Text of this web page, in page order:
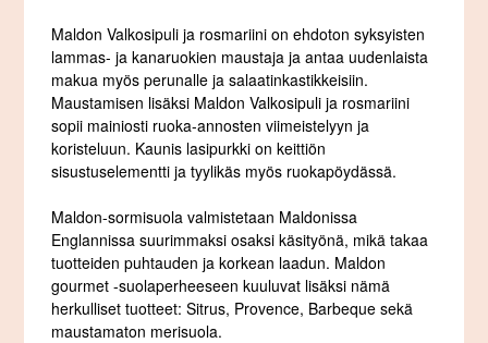
Maldon Valkosipuli ja rosmariini on ehdoton syksyisten
lammas- ja kanaruokien maustaja ja antaa uudenlaista
makua myös perunalle ja salaatinkastikkeisiin.
Maustamisen lisäksi Maldon Valkosipuli ja rosmariini
sopii mainiosti ruoka-annosten viimeistelyyn ja
koristeluun. Kaunis lasipurkki on keittiön
sisustuselementti ja tyylikäs myös ruokapöydässä.
Maldon-sormisuola valmistetaan Maldonissa
Englannissa suurimmaksi osaksi käsityönä, mikä takaa
tuotteiden puhtauden ja korkean laadun. Maldon
gourmet -suolaperheeseen kuuluvat lisäksi nämä
herkulliset tuotteet: Sitrus, Provence, Barbeque sekä
maustamaton merisuola.